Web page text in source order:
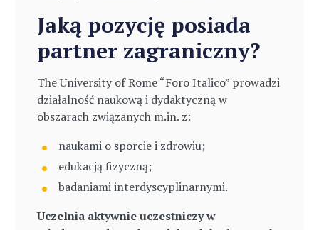
Jaką pozycję posiada
partner zagraniczny?
The University of Rome “Foro Italico” prowadzi
działalność naukową i dydaktyczną w
obszarach związanych m.in. z:
naukami o sporcie i zdrowiu;
edukacją fizyczną;
badaniami interdyscyplinarnymi.
Uczelnia aktywnie uczestniczy w